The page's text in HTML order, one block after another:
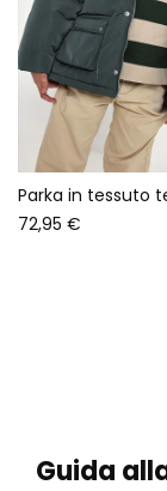
72,95 €
Guida